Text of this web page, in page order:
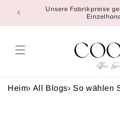
zum
Unsere Fabrikpreise
Heim› All Blogs› So wählen